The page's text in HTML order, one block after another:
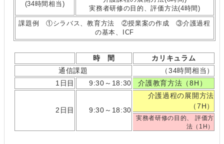
(34時間相当)
実務者研修の目的、評価方法(4時間)
課題例 ①シラバス、教育方法 ②授業案の作成 ③介護過程
の基本、ICF
時 間
カリキュラム
通信課題
（34時間相当）
1日目
9:30～18:30 介護教育方法（8H）
2日目 9:30～18:30
介護過程の展開方法
（7H）
実務者研修の目的、 評価方
法（1H）